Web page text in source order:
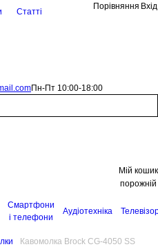
Статті
Порівняння Вхід
Пн-Пт 10:00-18:00
Мій кошик
порожній
Смартфони
і телефони
Аудіотехніка
Кавомолка Brock CG-4050 SS